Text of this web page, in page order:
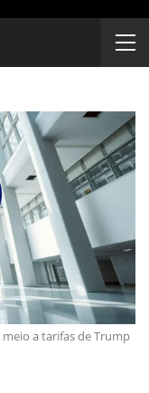
a tarifas de Trump